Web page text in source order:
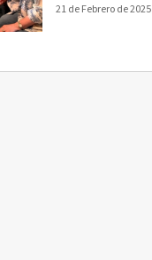
21 de Febrero de 2025